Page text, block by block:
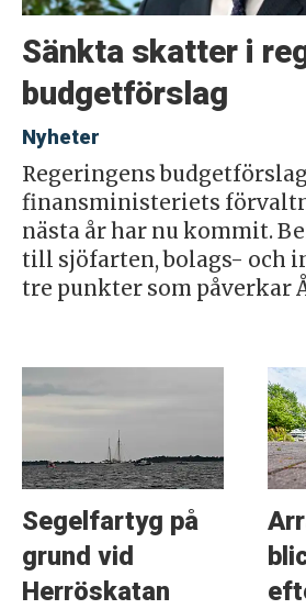
Sänkta skatter i
budgetförslag
Nyheter
Regeringens
finansministeriets
nästa år har nu kommit.
till sjöfarten, bolags- och
tre punkter som påverkar
Segelfartyg på
grund vid
Herröskatan